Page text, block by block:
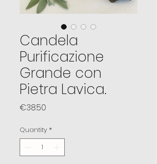
Candela
Purificazione
Grande con
Pietra Lavica.
€38.50
Quantity *